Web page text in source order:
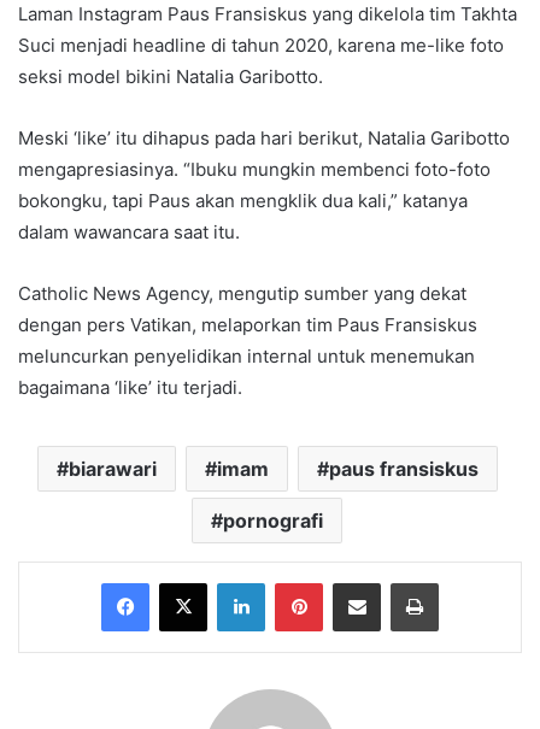
Laman Instagram Paus Fransiskus yang dikelola tim Takhta
Suci menjadi headline di tahun 2020, karena me-like foto
seksi model bikini Natalia Garibotto.
Meski ‘like’ itu dihapus pada hari berikut, Natalia Garibotto
mengapresiasinya. “Ibuku mungkin membenci foto-foto
bokongku, tapi Paus akan mengklik dua kali,” katanya
dalam wawancara saat itu.
Catholic News Agency, mengutip sumber yang dekat
dengan pers Vatikan, melaporkan tim Paus Fransiskus
meluncurkan penyelidikan internal untuk menemukan
bagaimana ‘like’ itu terjadi.
biarawari imam paus fransiskus
pornografi
Facebook
X LinkedInPinterestShare via Email Print